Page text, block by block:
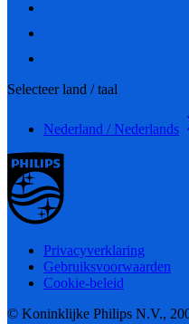
Selecteer land / taal
Nederland / Nederlands
Privacyverklaring
Gebruiksvoorwaarden
Cookie-beleid
© Koninklijke Philips N.V.,